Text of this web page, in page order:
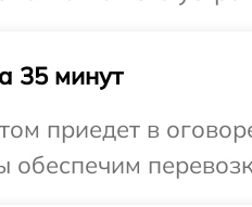
35 минут
приедет в